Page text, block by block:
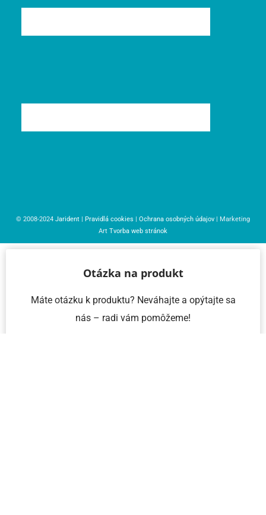
© 2008-2024 Jarident Pravidlá cookies Ochrana osobných údajov | Marketing
Art Tvorba web stránok
Otázka na produkt
Máte otázku k produktu? Neváhajte a opýtajte sa
nás – radi vám pomôžeme!